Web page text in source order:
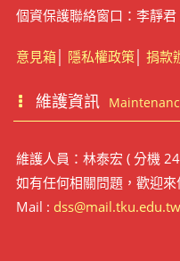
個資保護聯絡窗口：李靜
意見箱│ 隱私權政策│ 捐款
維護資訊
維護人員：林泰宏 ( 分機
如有任何相關問題，歡迎
Mail : dss@mail.tku.edu.tw